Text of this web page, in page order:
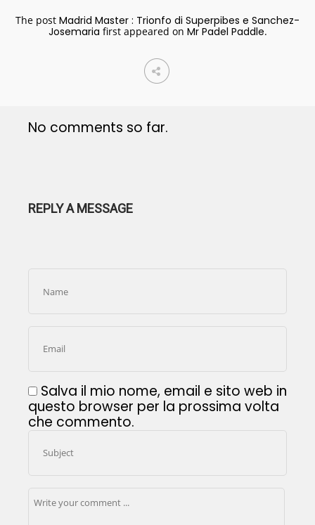
The post Madrid Master : Trionfo di Superpibes e Sanchez-
Josemaria first appeared on Mr Padel Paddle.
No comments so far.
REPLY A MESSAGE
Salva il mio nome, email e sito web in
questo browser per la prossima volta
che commento.